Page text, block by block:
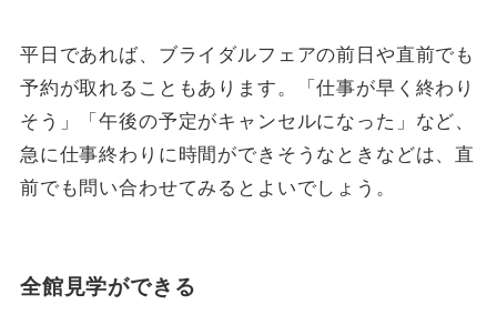
平日であれば、ブライダルフェアの前日や直前でも
予約が取れることもあります。「仕事が早く終わり
そう」「午後の予定がキャンセルになった」など、
急に仕事終わりに時間ができそうなときなどは、直
前でも問い合わせてみるとよいでしょう。
全館見学ができる